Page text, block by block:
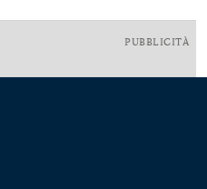
PUBBLICITÀ